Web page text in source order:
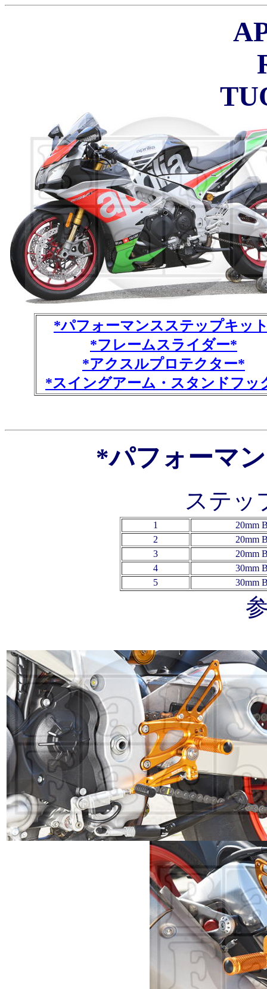
*パフォーマンスステップキッ
*フレームスライダー*
*アクスルプロテクター*
*スイングアーム・スタンドフッ
*パフォーマ
ステッ
1
20mm
2
20mm
3
20mm
4
30mm
5
30mm